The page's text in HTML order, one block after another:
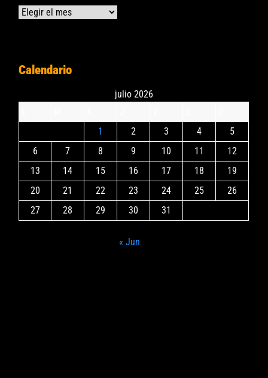
Archivos
Calendario
julio 2026
1
2 3 4
5
6
7 8 9 10 11
12
13
14 15 16 17 18
19
20
21 22 23 24 25
26
27
28 29 30 31
« Jun